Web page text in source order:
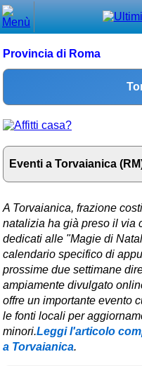
Provincia di Roma
Eventi a Torvaianica
A Torvaianica, frazione
natalizia ha già preso il via
dedicati alle "Magie di
calendario specifico di
prossime due settimane
ampiamente divulgato
offre un importante evento
le fonti locali per
minori.Leggi l'articolo
a Torvaianica.
Menù principale
⌂ Home
🕐 First Minute
🔍 Cerca
➕ Inserisci annuncio
Ottenere il CIN
Blog
Eventi e cose da vedere
➕ Segnala evento
Area riservata